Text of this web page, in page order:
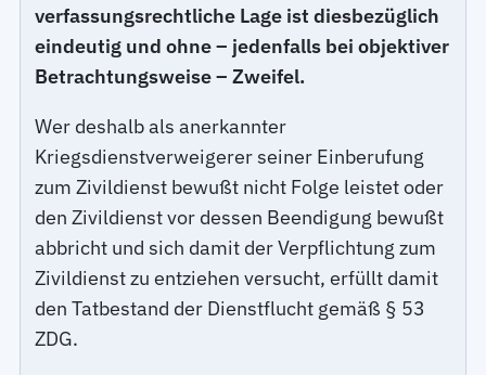
verfassungsrechtliche Lage ist diesbezüglich
eindeutig und ohne – jedenfalls bei objektiver
Betrachtungsweise – Zweifel.
Wer deshalb als anerkannter
Kriegsdienstverweigerer seiner Einberufung
zum Zivildienst bewußt nicht Folge leistet oder
den Zivildienst vor dessen Beendigung bewußt
abbricht und sich damit der Verpflichtung zum
Zivildienst zu entziehen versucht, erfüllt damit
den Tatbestand der Dienstflucht gemäß § 53
ZDG.